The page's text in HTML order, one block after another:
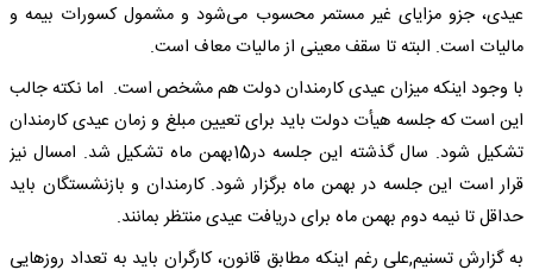
عیدی، جزو مزایای غیر مستمر محسوب می‌شود و مشمول کسورات بیمه و
مالیات است. البته تا سقف معینی از مالیات معاف است.
با وجود اینکه میزان عیدی کارمندان دولت هم مشخص است. اما نکته جالب
این است که جلسه هیأت دولت باید برای تعیین مبلغ و زمان عیدی کارمندان
تشکیل شود. سال گذشته این جلسه در15بهمن ماه تشکیل شد. امسال نیز
قرار است این جلسه در بهمن ماه برگزار شود. کارمندان و بازنشستگان باید
حداقل تا نیمه دوم بهمن ماه برای دریافت عیدی منتظر بمانند.
به گزارش تسنیم,علی رغم اینکه مطابق قانون، کارگران باید به تعداد روزهایی